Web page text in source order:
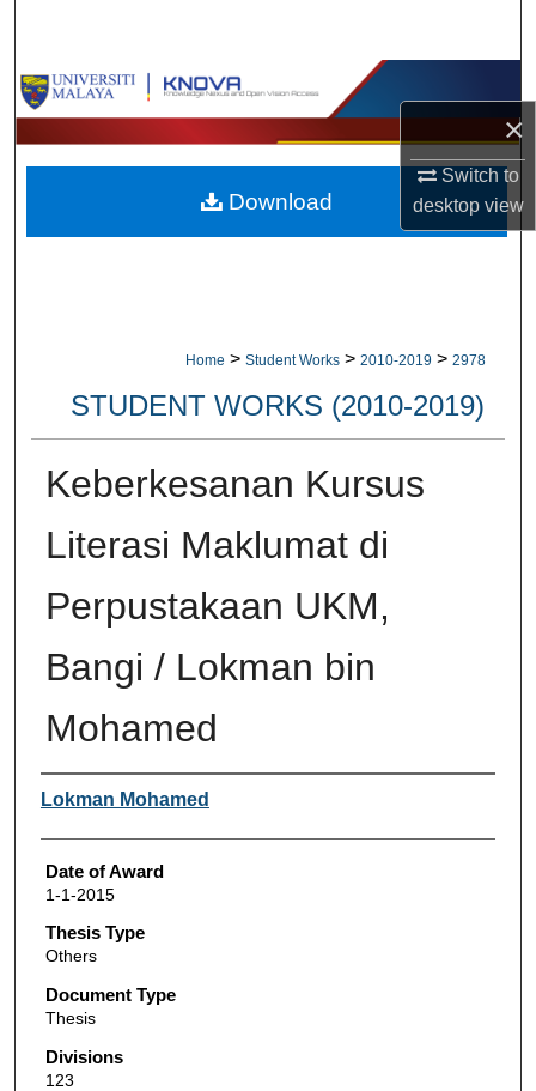
×
Switch to
desktopview
Browse Collections
My Account
About
Home > Student Works > 2010-2019 > 2978
STUDENT WORKS (2010-2019)
Keberkesanan Kursus
Literasi Maklumat di
Perpustakaan UKM,
Bangi / Lokman bin
Mohamed
Author
Lokman Mohamed
Date of Award
1-1-2015
Thesis Type
Others
Document Type
Thesis
Divisions
123
Download